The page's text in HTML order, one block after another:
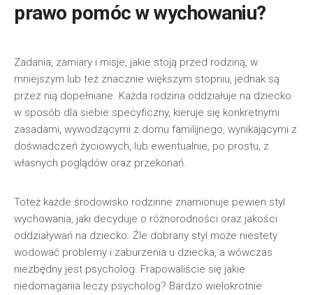
prawo pomóc w wychowaniu?
Zadania, zamiary i misje, jakie stoją przed rodziną, w
mniejszym lub też znacznie większym stopniu, jednak są
przez nią dopełniane. Każda rodzina oddziałuje na dziecko
w sposób dla siebie specyficzny, kieruje się konkretnymi
zasadami, wywodzącymi z domu familijnego, wynikającymi z
doświadczeń życiowych, lub ewentualnie, po prostu, z
własnych poglądów oraz przekonań.
Toteż każde środowisko rodzinne znamionuje pewien styl
wychowania, jaki decyduje o różnorodności oraz jakości
oddziaływań na dziecko. Źle dobrany styl może niestety
wodować problemy i zaburzenia u dziecka, a wówczas
niezbędny jest psycholog. Frapowaliście się jakie
niedomagania leczy psycholog? Bardzo wielokrotnie